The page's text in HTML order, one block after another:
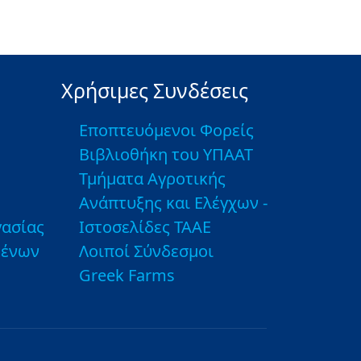
Χρήσιμες Συνδέσεις
Εποπτευόμενοι Φορείς
Βιβλιοθήκη του ΥΠΑΑΤ
Τμήματα Αγροτικής
Ανάπτυξης και Ελέγχων -
Ιστοσελίδες ΤΑΑΕ
Λοιποί Σύνδεσμοι
Greek Farms